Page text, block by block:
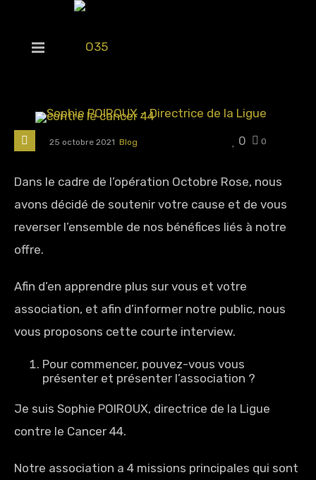
25 octobre 2021 Blog 0
0
Dans le cadre de l’opération Octobre Rose, nous
avons décidé de soutenir votre cause et de vous
reverser l’ensemble de nos bénéfices liés à notre
offre.
Afin d’en apprendre plus sur vous et votre
association, et afin d’informer notre public, nous
vous proposons cette courte interview.
Pour commencer, pouvez-vous vous
présenter et présenter l’association ?
Je suis Sophie POIROUX, directrice de la Ligue
contre le Cancer 44.
Notre association a 4 missions principales qui sont